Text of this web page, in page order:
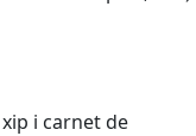
i carnet de